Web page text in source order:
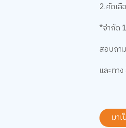
2.คัดเลื
*จำกัด
สอบถา
และทา
มา